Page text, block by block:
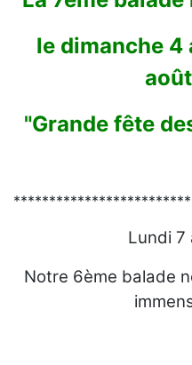
le dimanche 4
"Grande fête
Lundi 7
Notre 6ème balade